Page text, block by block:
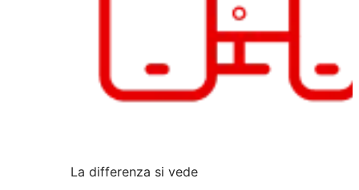
La differenza si vede